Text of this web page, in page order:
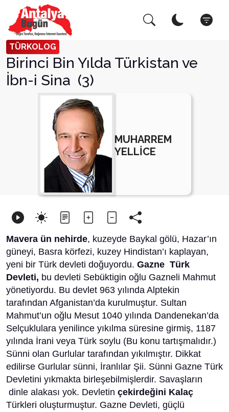
TÜRKOLOG
Birinci Bin Yılda Türkistan ve
İbn-i Sina (3)
MUHARREM
YELLİCE
Mavera ün nehirde, kuzeyde Baykal gölü, Hazar’ın
güneyi, Basra körfezi, kuzey Hindistan’ı kaplayan,
yeni bir Türk devleti doğuyordu. Gazne Türk
Devleti, bu devleti Sebüktigin oğlu Gazneli Mahmut
yönetiyordu. Bu devlet 963 yılında Alptekin
tarafından Afganistan’da kurulmuştur. Sultan
Mahmut’un oğlu Mesut 1040 yılında Dandenekan’da
Selçuklulara yenilince yıkılma süresine girmiş, 1187
yılında İrani veya Türk soylu (Bu konu tartışmalıdır.)
Sünni olan Gurlular tarafından yıkılmıştır. Dikkat
edilirse Gurlular sünni, İranlılar Şii. Sünni Gazne Türk
Devletini yıkmakta birleşebilmişlerdir. Savaşların
dinle alakası yok. Devletin çekirdeğini Kalaç
Türkleri oluşturmuştur. Gazne Devleti, güçlü
Arama Yap! Kapat